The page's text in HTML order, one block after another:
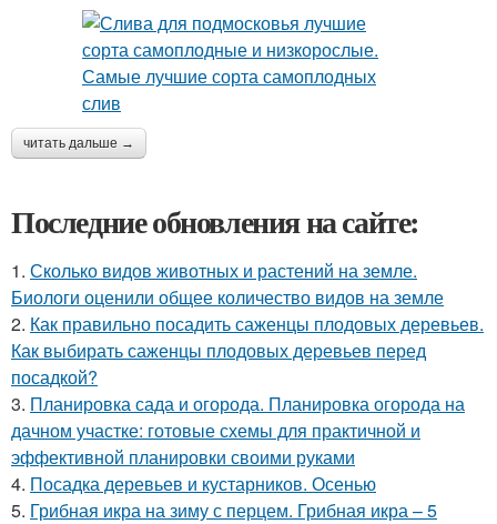
читать дальше →
Последние обновления на сайте:
1. Сколько видов животных и растений на земле.
Биологи оценили общее количество видов на земле
2. Как правильно посадить саженцы плодовых деревьев.
Как выбирать саженцы плодовых деревьев перед
посадкой?
3. Планировка сада и огорода. Планировка огорода на
дачном участке: готовые схемы для практичной и
эффективной планировки своими руками
4. Посадка деревьев и кустарников. Осенью
5. Грибная икра на зиму с перцем. Грибная икра – 5